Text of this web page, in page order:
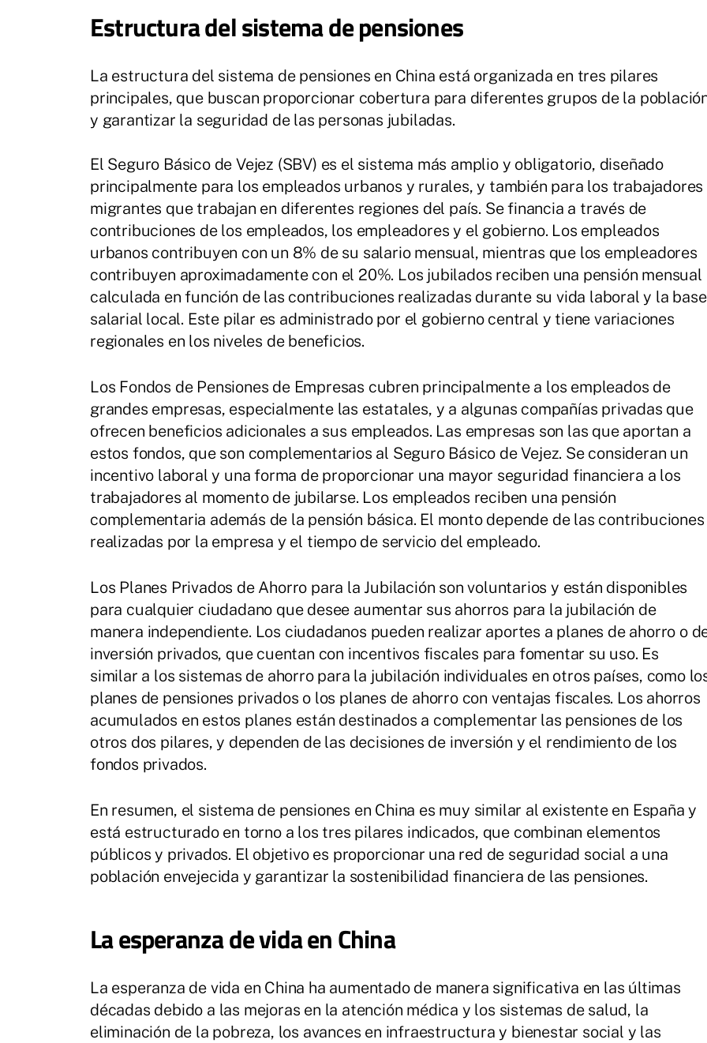
Estructura del sistema de pensiones
La estructura del sistema de pensiones en China está organizada en tres pilares
principales, que buscan proporcionar cobertura para diferentes grupos de la
y garantizar la seguridad de las personas jubiladas.
El Seguro Básico de Vejez (SBV) es el sistema más amplio y obligatorio, diseñado
principalmente para los empleados urbanos y rurales, y también para los trabajadores
migrantes que trabajan en diferentes regiones del país. Se financia a través de
contribuciones de los empleados, los empleadores y el gobierno. Los empleados
urbanos contribuyen con un 8% de su salario mensual, mientras que los empleadores
contribuyen aproximadamente con el 20%. Los jubilados reciben una pensión mensual
calculada en función de las contribuciones realizadas durante su vida laboral y la base
salarial local. Este pilar es administrado por el gobierno central y tiene variaciones
regionales en los niveles de beneficios.
Los Fondos de Pensiones de Empresas cubren principalmente a los empleados de
grandes empresas, especialmente las estatales, y a algunas compañías privadas que
ofrecen beneficios adicionales a sus empleados. Las empresas son las que aportan a
estos fondos, que son complementarios al Seguro Básico de Vejez. Se consideran un
incentivo laboral y una forma de proporcionar una mayor seguridad financiera a los
trabajadores al momento de jubilarse. Los empleados reciben una pensión
complementaria además de la pensión básica. El monto depende de las contribuciones
realizadas por la empresa y el tiempo de servicio del empleado.
Los Planes Privados de Ahorro para la Jubilación son voluntarios y están disponibles
para cualquier ciudadano que desee aumentar sus ahorros para la jubilación de
manera independiente. Los ciudadanos pueden realizar aportes a planes de ahorro o
inversión privados, que cuentan con incentivos fiscales para fomentar su uso. Es
similar a los sistemas de ahorro para la jubilación individuales en otros países, como
planes de pensiones privados o los planes de ahorro con ventajas fiscales. Los ahorros
acumulados en estos planes están destinados a complementar las pensiones de los
otros dos pilares, y dependen de las decisiones de inversión y el rendimiento de los
fondos privados.
En resumen, el sistema de pensiones en China es muy similar al existente en España y
está estructurado en torno a los tres pilares indicados, que combinan elementos
públicos y privados. El objetivo es proporcionar una red de seguridad social a una
población envejecida y garantizar la sostenibilidad financiera de las pensiones.
La esperanza de vida en China
La esperanza de vida en China ha aumentado de manera significativa en las últimas
décadas debido a las mejoras en la atención médica y los sistemas de salud, la
eliminación de la pobreza, los avances en infraestructura y bienestar social y las